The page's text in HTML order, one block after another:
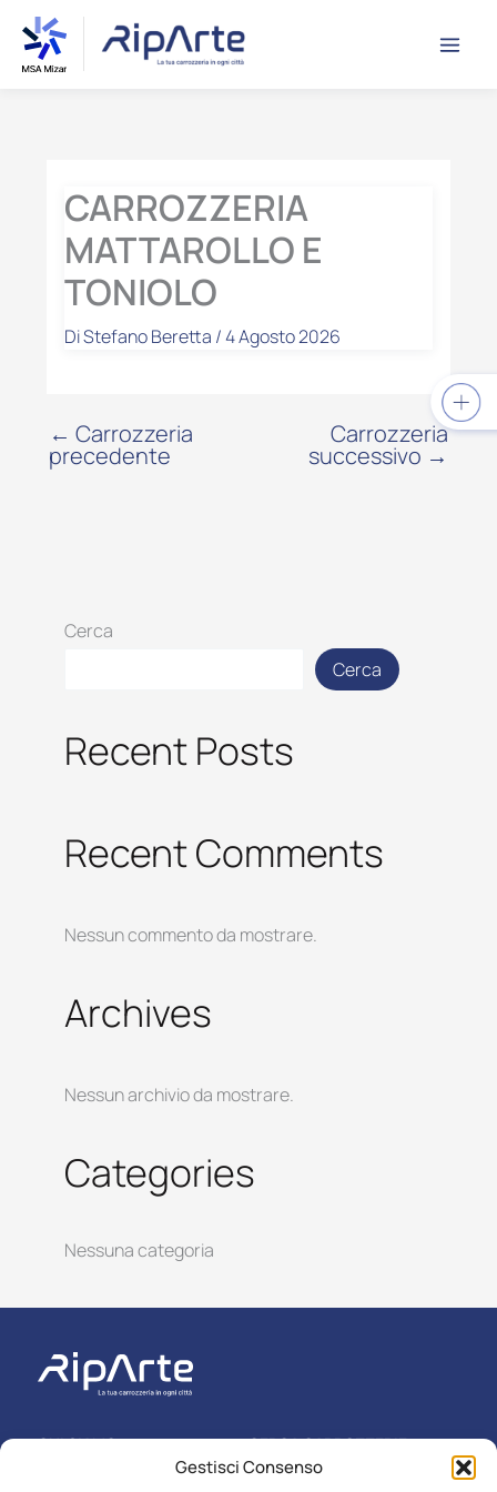
Gestisci Consenso
contenuto
contenuto
CARROZZERIA
MATTAROLLO E
TONIOLO
DiStefano Beretta /4 Agosto 2026
← Carrozzeria
precedente
Carrozzeria
successivo →
Cerca
Cerca
Recent Posts
Recent Comments
Nessun commento da mostrare.
Archives
Nessun archivio da mostrare.
Categories
Nessuna categoria
CHI SIAMO
CERCA CARROZZERIE